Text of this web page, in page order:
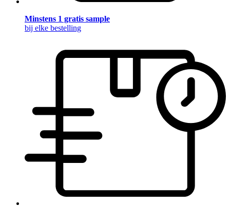
Minstens 1 gratis sample
bij elke bestelling